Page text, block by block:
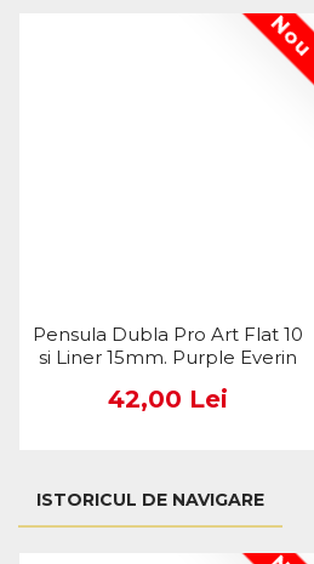
Pensula Dubla Pro Art Flat 10
si Liner 15mm. Purple Everin
42,00 Lei
ISTORICUL DE NAVIGARE